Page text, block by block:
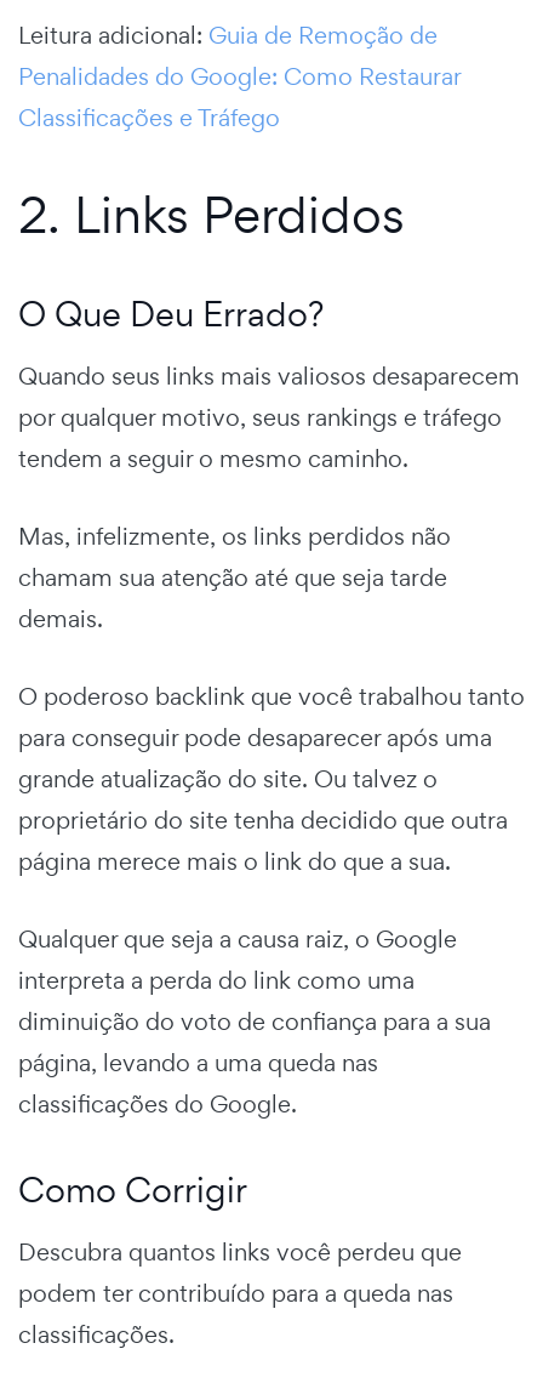
Leitura adicional: Guia de Remoção de
Penalidades do Google: Como Restaurar
Classificações e Tráfego
2. Links Perdidos
O Que Deu Errado?
Quando seus links mais valiosos desaparecem
por qualquer motivo, seus rankings e tráfego
tendem a seguir o mesmo caminho.
Mas, infelizmente, os links perdidos não
chamam sua atenção até que seja tarde
demais.
O poderoso backlink que você trabalhou tanto
para conseguir pode desaparecer após uma
grande atualização do site. Ou talvez o
proprietário do site tenha decidido que outra
página merece mais o link do que a sua.
Qualquer que seja a causa raiz, o Google
interpreta a perda do link como uma
diminuição do voto de confiança para a sua
página, levando a uma queda nas
classificações do Google.
Como Corrigir
Descubra quantos links você perdeu que
podem ter contribuído para a queda nas
classificações.